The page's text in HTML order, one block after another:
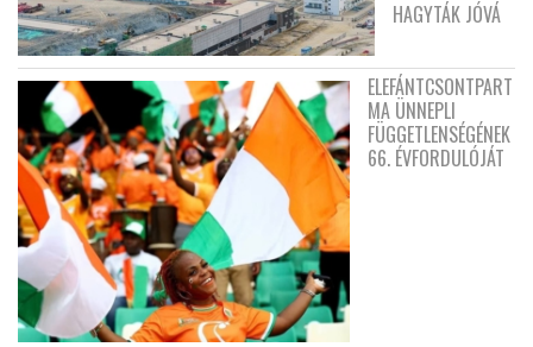
HAGYTÁK JÓVÁ
ELEFÁNTCSONTPART
MA ÜNNEPLI
FÜGGETLENSÉGÉNEK
66. ÉVFORDULÓJÁT